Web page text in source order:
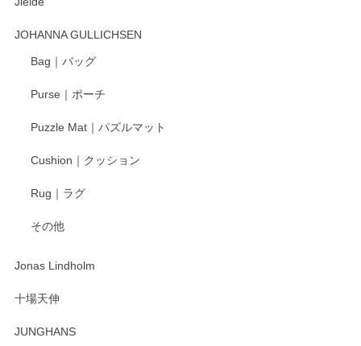
JOHANNA GULLICHSEN
Bag｜バッグ
Purse｜ポーチ
Puzzle Mat｜パズルマット
Cushion｜クッション
Rug｜ラグ
その他
Jonas Lindholm
十場天伸
JUNGHANS